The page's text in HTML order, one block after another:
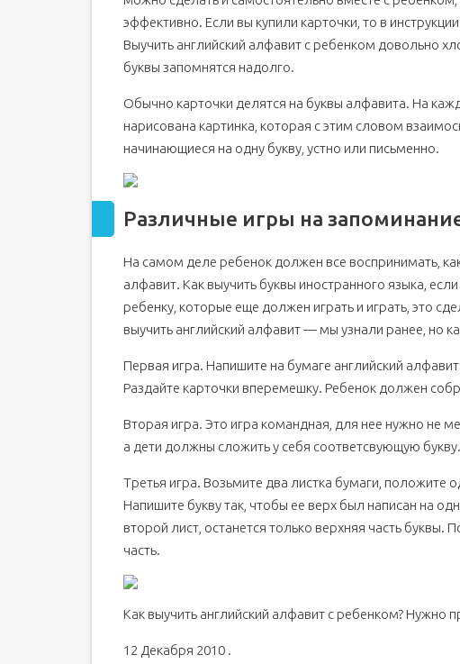
эффективно. Если вы купили карточки, то в
Выучить английский алфавит с ребенком довольно
буквы запомнятся надолго.
Обычно карточки делятся на буквы алфавита. На
нарисована картинка, которая с этим словом
начинающиеся на одну букву, устно или письменно.
Различные игры на
На самом деле ребенок должен все воспринимать,
алфавит. Как выучить буквы иностранного языка,
ребенку, которые еще должен играть и играть, это
выучить английский алфавит — мы узнали ранее, но
Первая игра. Напишите на бумаге английский
Раздайте карточки вперемешку. Ребенок должен
Вторая игра. Это игра командная, для нее нужно не
а дети должны сложить у себя соответсвующую
Третья игра. Возьмите два листка бумаги, положите
Напишите букву так, чтобы ее верх был написан на
второй лист, останется только верхняя часть
часть.
Как выучить английский алфавит с ребенком? Нужно
12 Декабря 2010 .